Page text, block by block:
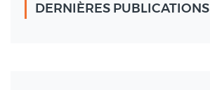
DERNIÈRES PUBLICATIONS